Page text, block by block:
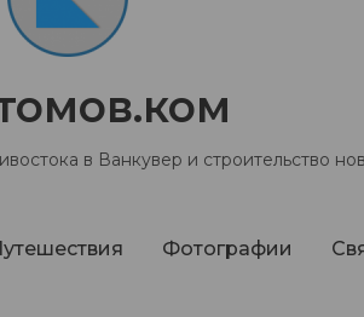
в Ванкувер и строительство
Фотографии